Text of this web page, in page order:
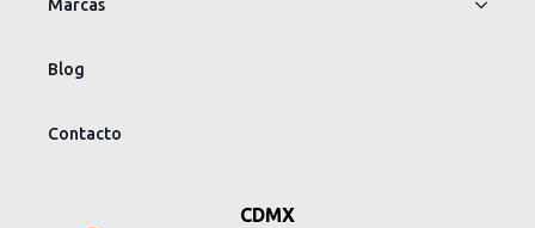
Marcas
Blog
Contacto
CDMX